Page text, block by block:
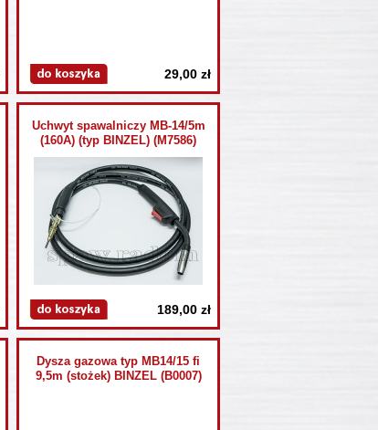
29,00 zł
Uchwyt spawalniczy MB-14/5m
(160A) (typ BINZEL) (M7586)
189,00 zł
Dysza gazowa typ MB14/15 fi
9,5m (stożek) BINZEL (B0007)